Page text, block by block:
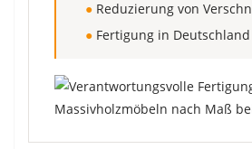
● Reduzierung von
● Fertigung in Deutschland